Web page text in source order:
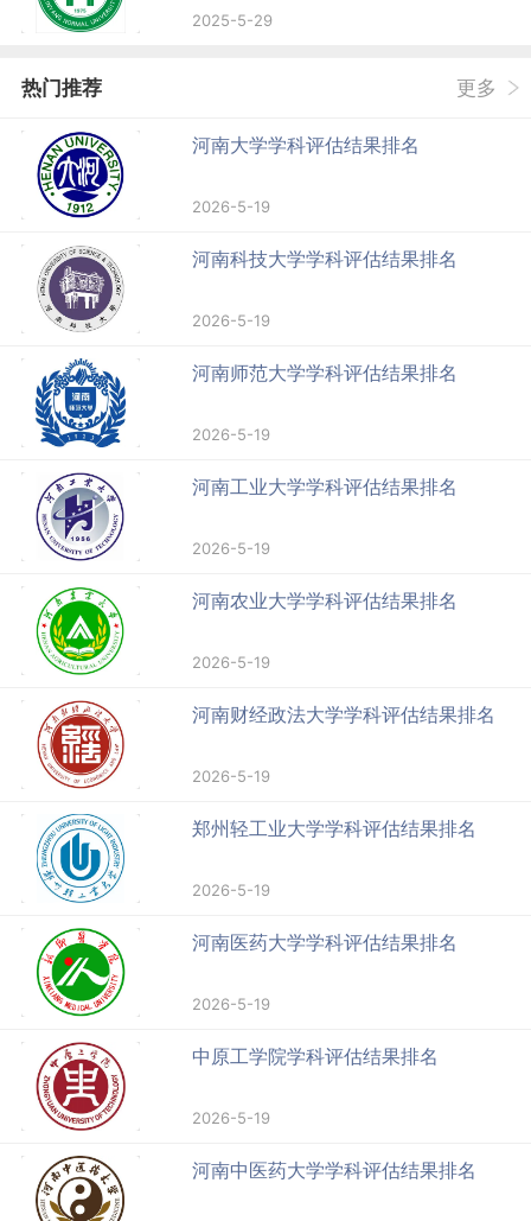
2025-5-29
热门推荐 更多
河南大学学科评估结果排名
2026-5-19
河南科技大学学科评估结果排名
2026-5-19
河南师范大学学科评估结果排名
2026-5-19
河南工业大学学科评估结果排名
2026-5-19
河南农业大学学科评估结果排名
2026-5-19
河南财经政法大学学科评估结果排名
2026-5-19
郑州轻工业大学学科评估结果排名
2026-5-19
河南医药大学学科评估结果排名
2026-5-19
中原工学院学科评估结果排名
2026-5-19
河南中医药大学学科评估结果排名